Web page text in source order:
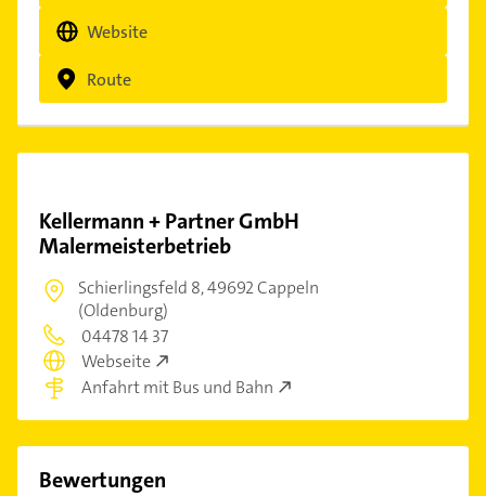
Website
Route
Kellermann + Partner GmbH
Malermeisterbetrieb
Schierlingsfeld 8,49692 Cappeln
(Oldenburg)
04478 14 37
Webseite
Anfahrt mit Bus und Bahn
Bewertungen